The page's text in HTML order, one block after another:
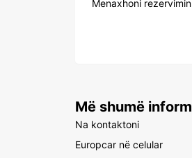
Menaxhoni
Më shumë
Na kontaktoni
Europcar në celular